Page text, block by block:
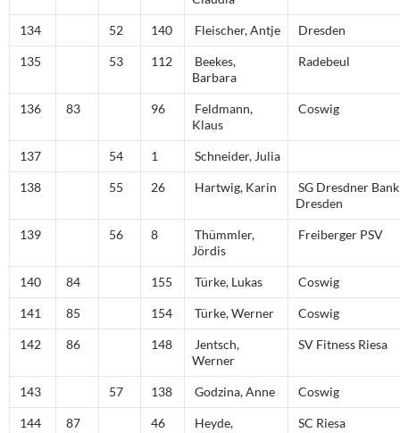
134 52 140 Fleischer, Antje Dresden
135 53 112
Beekes,
Barbara
Radebeul
136 83 96
Feldmann,
Klaus
Coswig
137 54 1 Schneider, Julia
138 55 26 Hartwig, Karin
SG Dresdner Bank
Dresden
139 56 8
Thümmler,
Jördis
Freiberger PSV
140 84 155 Türke, Lukas Coswig
141 85 154 Türke, Werner Coswig
142 86 148
Jentsch,
Werner
SV Fitness Riesa
143 57 138 Godzina, Anne Coswig
144 87 46
Heyde,
SC Riesa